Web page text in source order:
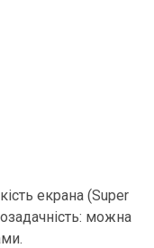
екрана (Super
можна